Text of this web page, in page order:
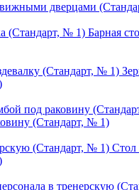
дверцами
Барная
(Стандарт, № 1)
Стол